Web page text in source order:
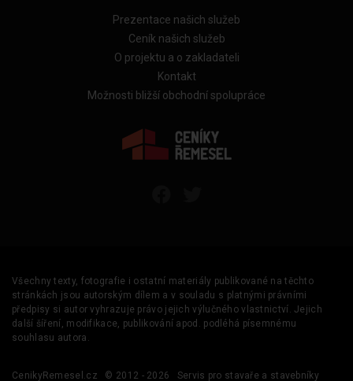
Prezentace našich služeb
Ceník našich služeb
O projektu a o zakladateli
Kontakt
Možnosti bližší obchodní spolupráce
Všechny texty, fotografie i ostatní materiály publikované na těchto
stránkách jsou autorským dílem a v souladu s platnými právními
předpisy si autor vyhrazuje právo jejich výlučného vlastnictví. Jejich
další šíření, modifikace, publikování apod. podléhá písemnému
souhlasu autora.
CenikyRemesel.cz © 2012 - 2026 Servis pro stavaře a stavebníky